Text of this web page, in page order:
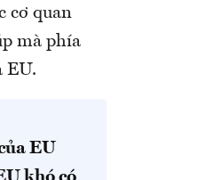
cơ quan
mà phía
EU.
EU